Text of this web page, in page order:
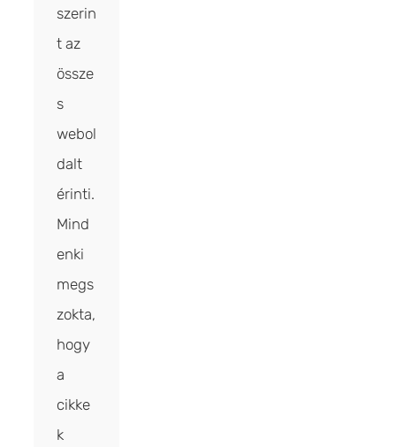
szerin
t az
össze
s
webol
dalt
érinti.
Mind
enki
megs
zokta,
hogy
a
cikke
k